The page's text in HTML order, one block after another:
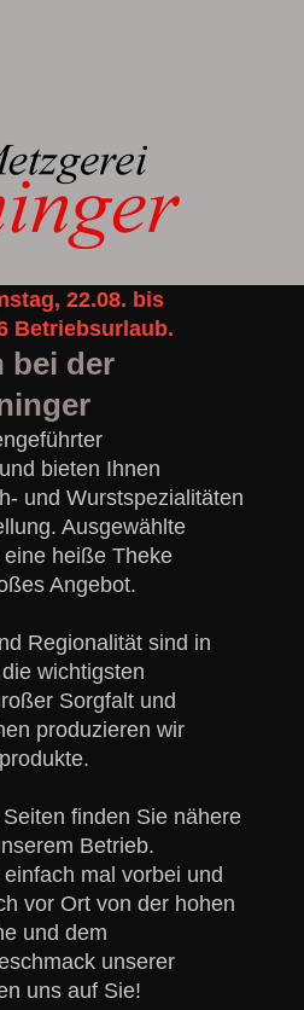
22.08. bis
Betriebsurlaub.
bei der
bieten Ihnen
und Wurstspezialitäten
Ausgewählte
heiße Theke
Angebot.
Regionalität sind in
wichtigsten
Sorgfalt und
produzieren wir
finden Sie nähere
Betrieb.
mal vorbei und
vor Ort von der hohen
und dem
unserer
uns auf Sie!